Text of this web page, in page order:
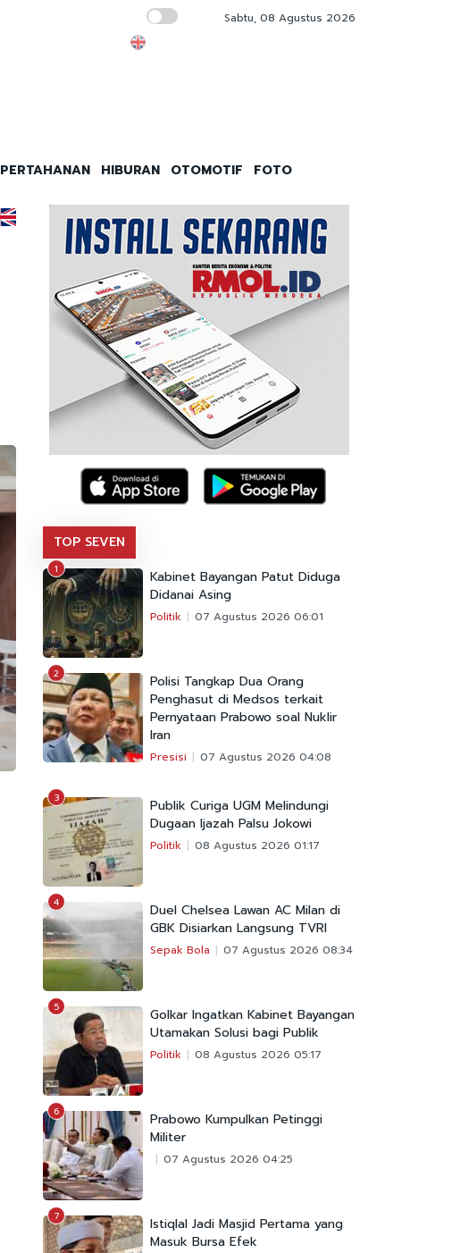
Besok, Dishub DKI Jakarta Launching 3
Sabtu, 08 Agustus 2026
PERTAHANAN HIBURAN OTOMOTIF FOTO
TOP SEVEN
1
Kabinet Bayangan Patut Diduga
Didanai Asing
Politik 07 Agustus 2026 06:01
2
Polisi Tangkap Dua Orang
Penghasut di Medsos terkait
Pernyataan Prabowo soal Nuklir
Iran
Presisi 07 Agustus 2026 04:08
3
Publik Curiga UGM Melindungi
Dugaan Ijazah Palsu Jokowi
Politik 08 Agustus 2026 01:17
4
Duel Chelsea Lawan AC Milan di
GBK Disiarkan Langsung TVRI
Sepak Bola 07 Agustus 2026 08:34
5
Golkar Ingatkan Kabinet Bayangan
Utamakan Solusi bagi Publik
Politik 08 Agustus 2026 05:17
6
Prabowo Kumpulkan Petinggi
Militer
07 Agustus 2026 04:25
7
Istiqlal Jadi Masjid Pertama yang
Masuk Bursa Efek